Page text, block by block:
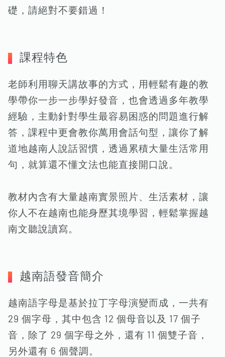
礎，請絕對不要錯過！
課程特色
老師利用聊天講故事的方式，用輕鬆有趣的教
學帶你一步一步學好發音，也會透過多年教學
經驗，主動針對學生最容易困惑的問題進行解
答，課程中更會教你萬用會話句型，讓你了解
道地越南人說話習慣，透過累積大量生活常用
句，就算還不懂文法也能直接開口說。
教材內含有大量越南實景照片、生活素材，讓
你人不在越南也能身歷其境學習，輕鬆掌握越
南文聽說讀寫。
越南語發音簡介
越南語字母是基於拉丁字母演變而成，一共有
29 個字母，其中包含 12 個母音以及 17 個子
音，除了 29 個字母之外，還有 11 個雙子音，
另外還有 6 個聲調。